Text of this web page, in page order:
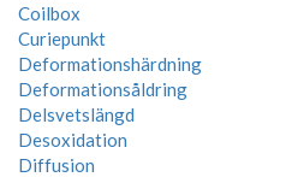
Coilbox
Curiepunkt
Deformationshärdning
Deformationsåldring
Delsvetslängd
Desoxidation
Diffusion